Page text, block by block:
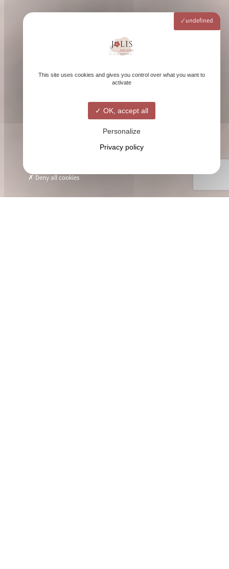
undefined
This site uses cookies and gives you control over what you want to
activate
OK, accept all
Personalize
Privacy policy
Deny all cookies